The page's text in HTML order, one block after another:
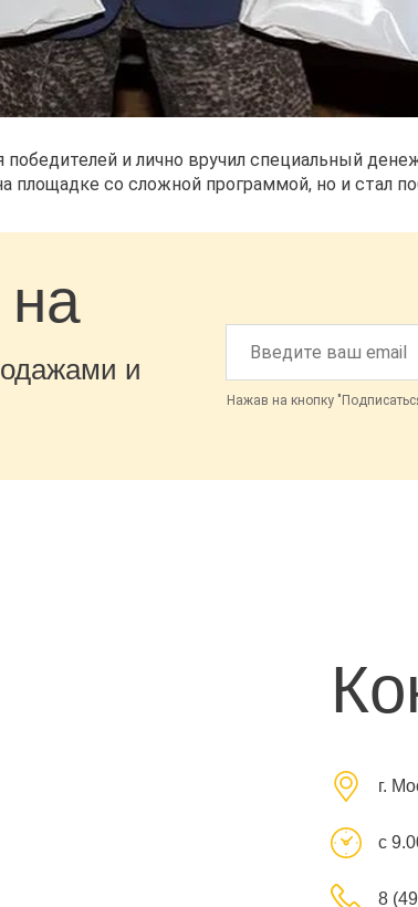
и лично вручил специальный
площадке со сложной программой, но и стал
и
Нажав на кнопку
г.
с
8